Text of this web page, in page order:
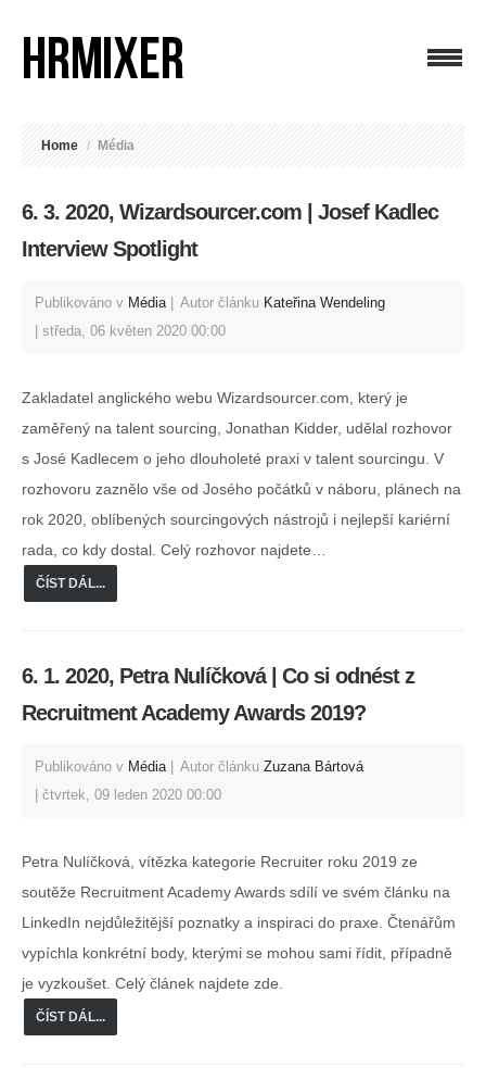
Home / Média
6. 3. 2020, Wizardsourcer.com | Josef Kadlec
Interview Spotlight
Publikováno v Média Autor článku Kateřina Wendeling
středa, 06 květen 2020 00:00
Zakladatel anglického webu Wizardsourcer.com, který je
zaměřený na talent sourcing, Jonathan Kidder, udělal rozhovor
s José Kadlecem o jeho dlouholeté praxi v talent sourcingu. V
rozhovoru zaznělo vše od Josého počátků v náboru, plánech na
rok 2020, oblíbených sourcingových nástrojů i nejlepší kariérní
rada, co kdy dostal. Celý rozhovor najdete…
ČÍST DÁL...
6. 1. 2020, Petra Nulíčková | Co si odnést z
Recruitment Academy Awards 2019?
Publikováno v Média Autor článku Zuzana Bártová
čtvrtek, 09 leden 2020 00:00
Petra Nulíčková, vítězka kategorie Recruiter roku 2019 ze
soutěže Recruitment Academy Awards sdílí ve svém článku na
LinkedIn nejdůležitější poznatky a inspiraci do praxe. Čtenářům
vypíchla konkrétní body, kterými se mohou sami řídit, případně
je vyzkoušet. Celý článek najdete zde.
ČÍST DÁL...